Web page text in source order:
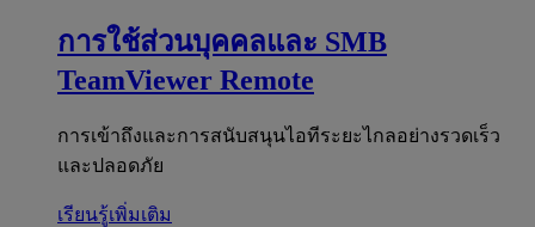
การใช้ส่วนบุคคลและ SMB
TeamViewer Remote
การเข้าถึงและการสนับสนุนไอทีระยะไกลอย่างรวดเร็ว
และปลอดภัย
เรียนรู้เพิ่มเติม